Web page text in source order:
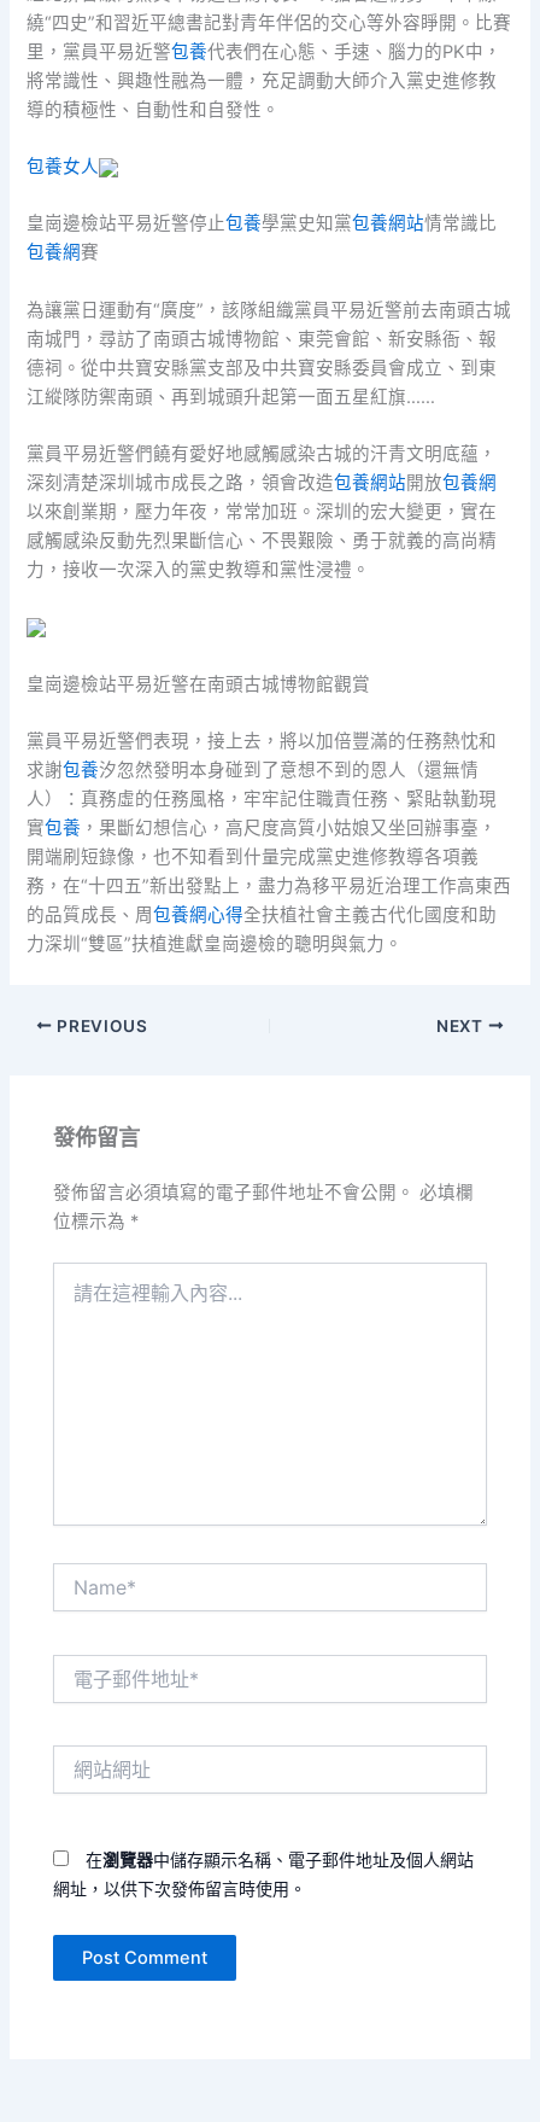
繞“四史”和習近平總書記對青年伴侶的交心等外容睜開。比賽
里，黨員平易近警包養代表們在心態、手速、腦力的PK中，
將常識性、興趣性融為一體，充足調動大師介入黨史進修教
導的積極性、自動性和自發性。
包養女人
皇崗邊檢站平易近警停止包養學黨史知黨包養網站情常識比
包養網賽
為讓黨日運動有“廣度”，該隊組織黨員平易近警前去南頭古城
南城門，尋訪了南頭古城博物館、東莞會館、新安縣衙、報
德祠。從中共寶安縣黨支部及中共寶安縣委員會成立、到東
江縱隊防禦南頭、再到城頭升起第一面五星紅旗……
黨員平易近警們饒有愛好地感觸感染古城的汗青文明底蘊，
深刻清楚深圳城市成長之路，領會改造包養網站開放包養網
以來創業期，壓力年夜，常常加班。深圳的宏大變更，實在
感觸感染反動先烈果斷信心、不畏艱險、勇于就義的高尚精
力，接收一次深入的黨史教導和黨性浸禮。
皇崗邊檢站平易近警在南頭古城博物館觀賞
黨員平易近警們表現，接上去，將以加倍豐滿的任務熱忱和
求謝包養汐忽然發明本身碰到了意想不到的恩人（還無情
人）：真務虛的任務風格，牢牢記住職責任務、緊貼執勤現
實包養 ，果斷幻想信心，高尺度高質小姑娘又坐回辦事臺，
開端刷短錄像，也不知看到什量完成黨史進修教導各項義
務，在“十四五”新出發點上，盡力為移平易近治理工作高東西
的品質成長、周包養網心得全扶植社會主義古代化國度和助
力深圳“雙區”扶植進獻皇崗邊檢的聰明與氣力。
PREVIOUS NEXT
發佈留言
發佈留言必須填寫的電子郵件地址不會公開。 必填欄
位標示為 *
在瀏覽器中儲存顯示名稱、電子郵件地址及個人網站
網址，以供下次發佈留言時使用。